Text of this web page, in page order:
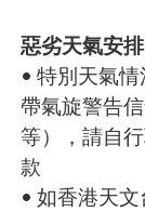
惡劣天氣安
• 特別天氣
帶氣旋警告
等），請自
款
• 如香港天